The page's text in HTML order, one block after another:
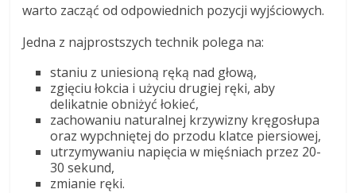
warto zacząć od odpowiednich pozycji wyjściowych.
Jedna z najprostszych technik polega na:
staniu z uniesioną ręką nad głową,
zgięciu łokcia i użyciu drugiej ręki, aby
delikatnie obniżyć łokieć,
zachowaniu naturalnej krzywizny kręgosłupa
oraz wypchniętej do przodu klatce piersiowej,
utrzymywaniu napięcia w mięśniach przez 20-
30 sekund,
zmianie ręki.